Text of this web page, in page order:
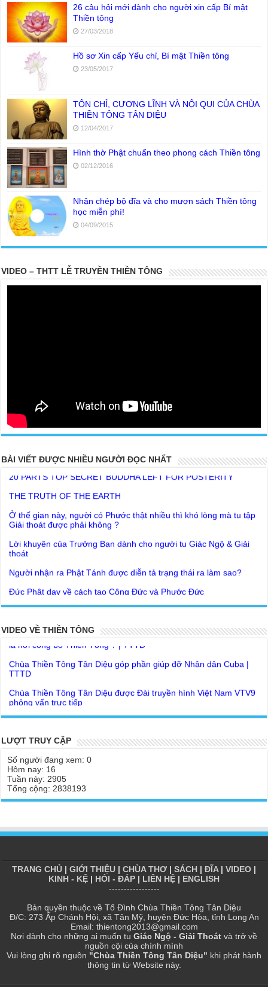
26 câu hỏi mới dành cho người xin cấp Bí mật
Thiền tông
27/03/2018
Hồ sơ Xin cấp Yếu chỉ, Bí mật Thiền tông
23/05/2017
TÔN CHỈ, CƯƠNG LĨNH VÀ NỘI QUI CỦA CHÙA
THIỀN TÔNG TÂN DIỆU
12/04/2017
Hình thờ Phật chuẩn theo phong cách Thiền tông
02/12/2016
Nhận chép bộ đĩa và cho mượn sách Thiền tông
học miễn phí!
04/09/2015
VIDEO – THTT LỄ TRUYỀN THIỀN TÔNG
BÀI VIẾT ĐƯỢC NHIỀU NGƯỜI ĐỌC NHẤT
20 PARTS TOP SECRET BUDDHA LEFT FOR POSTERITY
Ở thế gian này, người có Phước thật nhiều thì khó lòng mà tu tập
Giải thoát được phải không ?
Lời khuyên của Trưởng Ban dành cho người tu Giác Ngộ & Giải
thoát
Người nhận ra Phật Tánh được diễn tả trạng thái ra làm sao?
Đức Phật dạy về cách tạo Công Đức và Phước Đức
Như Lai dạy về Lời kỉnh nguyện trước khi ăn cơm
Bất lập văn tự, Giáo ngoại biệt truyền
Như Lai Thanh Tịnh Thiền, Thiền Tông và Tổ Sư thiền là sao?
Lục Diệu Pháp Môn
Tu theo Thiền tông phải bỏ hết sao?
Đức Phật Hoàng Trần Nhân Tông dạy con trong buổi lễ truyền
VIDEO VỀ THIỀN TÔNG
Nguyễn Nhân nói gì?
TTTD
Chùa Thiền Tông Tân Diệu được Đài truyền hình Việt Nam VTV9
phỏng vấn trực tiếp
Chùa Thiền Tông Tân Diệu - Phóng sự "Gieo duyên giữa mùa lũ"
| TTTD
người dân vùng lũ | TTTD
Báo VTV, VOV, An Ninh Thủ Đô đưa tin về chùa Thiền Tông Tân
Diệu
Chùa Thiền Tông Tân Diệu tham dự kỷ niệm 100 năm ngày Báo
chí Việt Nam
Chùa Thiền Tông Tân Diệu được Đài Hà Nội thực hiện phóng sự
ngắn | TTTD
2025 - Báo Đời Sống Pháp Luật
Chùa Thiền Tông Tân Diệu - Giải đáp P16 Thần, Thánh Tiên ăn
gì? Đạo dạy Tu để làm súc sinh?
Phóng sự Nét đẹp về chùa Thiền Tông Tân Diệu - Truyền hình
VTVCab thực hiện | TTTD
LƯỢT TRUY CẬP
Số người đang xem: 0
Hôm nay: 16
Tuần này: 2905
Tổng cộng: 2838193
TRANG CHỦ | GIỚI THIỆU | CHÙA THƠ | SÁCH | ĐĨA| VIDEO |
KINH - KỆ | HỎI - ĐÁP | LIÊN HỆ | ENGLISH
-----------------
Bản quyền thuộc về Tổ Đình Chùa Thiền Tông Tân Diệu
Đ/C: 273 Ấp Chánh Hội, xã Tân Mỹ, huyện Đức Hòa, tỉnh Long An
Email: thientong2013@gmail.com
Nơi dành cho những ai muốn tu Giác Ngộ - Giải Thoát và trở về
nguồn cội của chính mình
Vui lòng ghi rõ nguồn "Chùa Thiền Tông Tân Diệu" khi phát hành
thông tin từ Website này.